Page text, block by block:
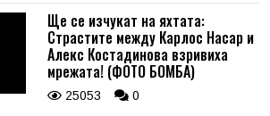
Ще се изчукат на яхтата:
Страстите между Карлос Насар и
Алекс Костадинова взривиха
мрежата! (ФОТО БОМБА)
25053 0